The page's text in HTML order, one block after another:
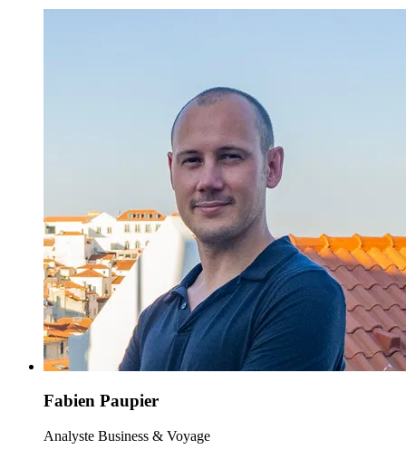
Fabien Paupier
Analyste Business & Voyage